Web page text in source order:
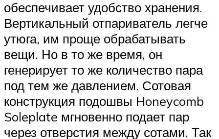
обеспечивает удобство хранения.
Вертикальный отпариватель легче
утюга, им проще обрабатывать
вещи. Но в то же время, он
генерирует то же количество пара
под тем же давлением. Сотовая
конструкция подошвы Honeycomb
Soleplate мгновенно подает пар
через отверстия между сотами. Так